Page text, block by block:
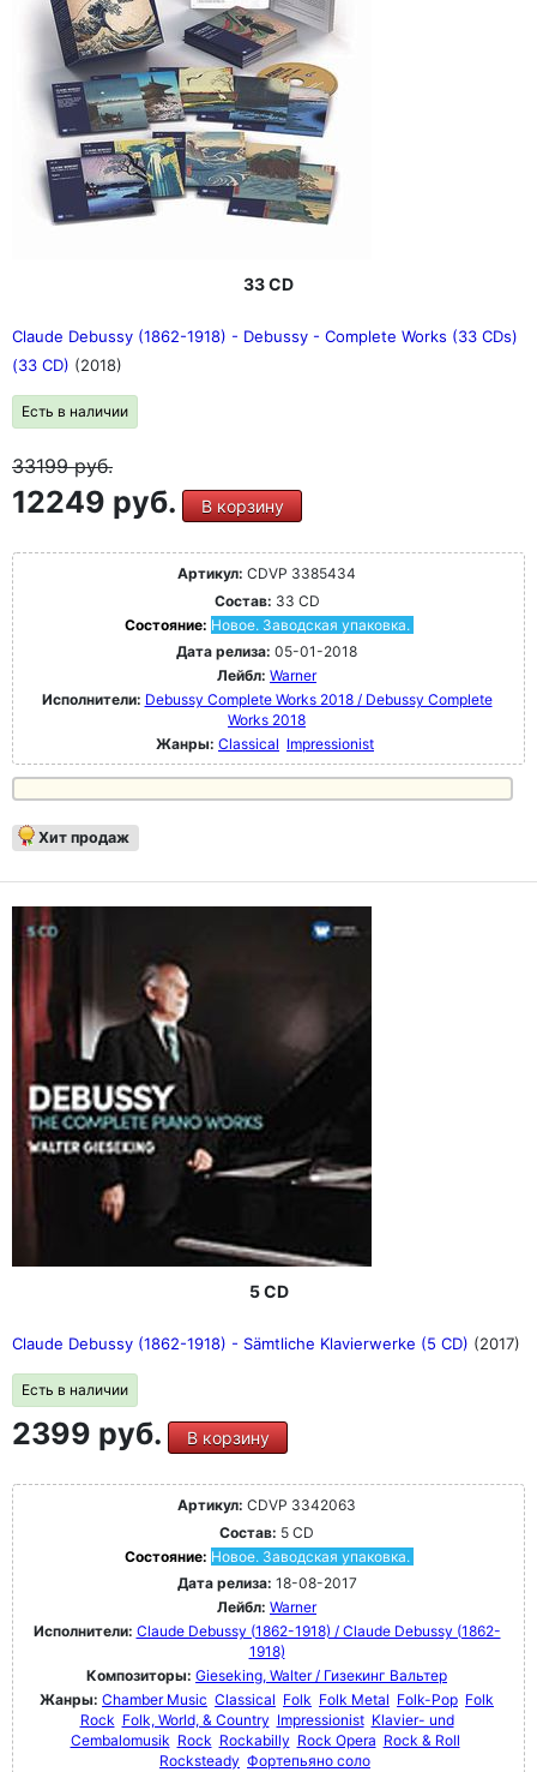
33 CD
Claude Debussy (1862-1918) - Debussy - Complete Works (33 CDs)
(33 CD) (2018)
Есть в наличии
33199руб.
12249 руб. В корзину
Артикул: CDVP 3385434
Состав: 33 CD
Состояние: Новое. Заводская упаковка.
Дата релиза: 05-01-2018
Лейбл: Warner
Исполнители: Debussy Complete Works 2018 / Debussy Complete
Works 2018
Жанры: Classical Impressionist
Хит продаж
5 CD
Claude Debussy (1862-1918) - Sämtliche Klavierwerke (5 CD) (2017)
Есть в наличии
2399 руб. В корзину
Артикул: CDVP 3342063
Состав: 5 CD
Состояние: Новое. Заводская упаковка.
Дата релиза: 18-08-2017
Лейбл: Warner
Исполнители: Claude Debussy (1862-1918) / Claude Debussy (1862-
1918)
Композиторы: Gieseking, Walter / Гизекинг Вальтер
Жанры: Chamber Music Classical Folk Folk Metal Folk-Pop Folk
Rock Folk, World, & Country Impressionist Klavier- und
Cembalomusik Rock Rockabilly Rock Opera Rock & Roll
Rocksteady Фортепьяно соло